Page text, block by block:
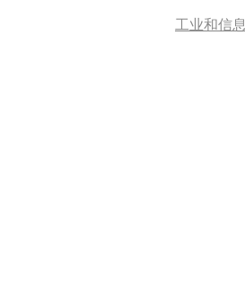
工业和信